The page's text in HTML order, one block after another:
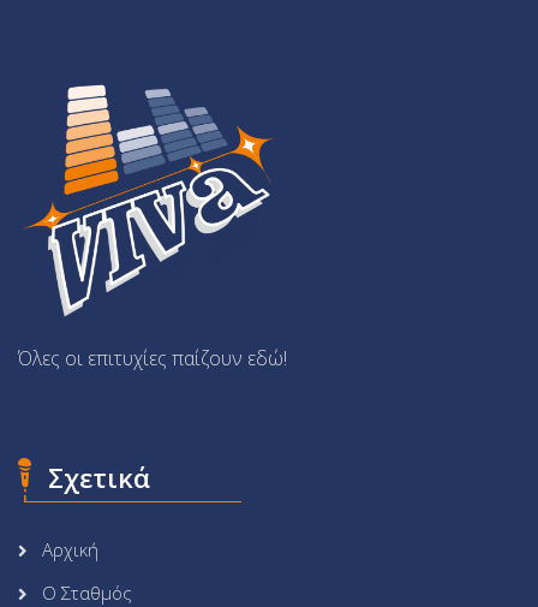
Όλες οι επιτυχίες παίζουν εδώ!
Σχετικά
Αρχική
Ο Σταθμός